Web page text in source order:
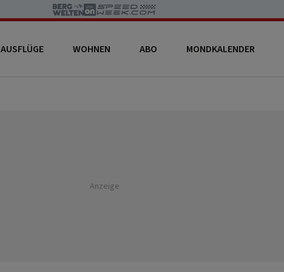
AUSFLÜGE WOHNEN ABO MONDKALENDER
Anzeige